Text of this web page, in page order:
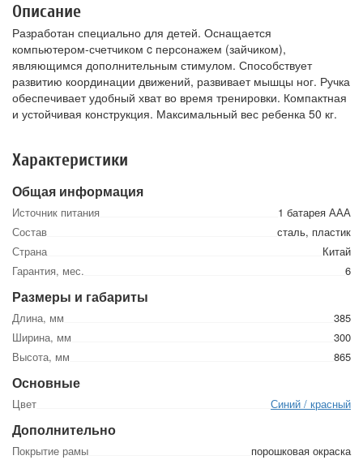
Описание
Разработан специально для детей. Оснащается
компьютером-счетчиком c персонажем (зайчиком),
являющимся дополнительным стимулом. Способствует
развитию координации движений, развивает мышцы ног. Ручка
обеспечивает удобный хват во время тренировки. Компактная
и устойчивая конструкция. Максимальный вес ребенка 50 кг.
Характеристики
Общая информация
Источник питания
1 батарея ААА
Состав
сталь, пластик
Страна
Китай
Гарантия, мес.
6
Размеры и габариты
Длина, мм
385
Ширина, мм
300
Высота, мм
865
Основные
Цвет Синий / красный
Дополнительно
Покрытие рамы
порошковая окраска